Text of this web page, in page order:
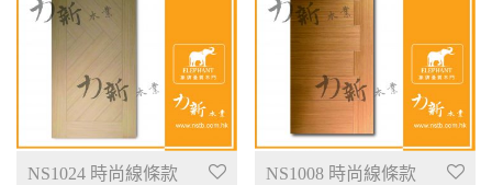
NS1024 時尚線條款
NS1008 時尚線條款